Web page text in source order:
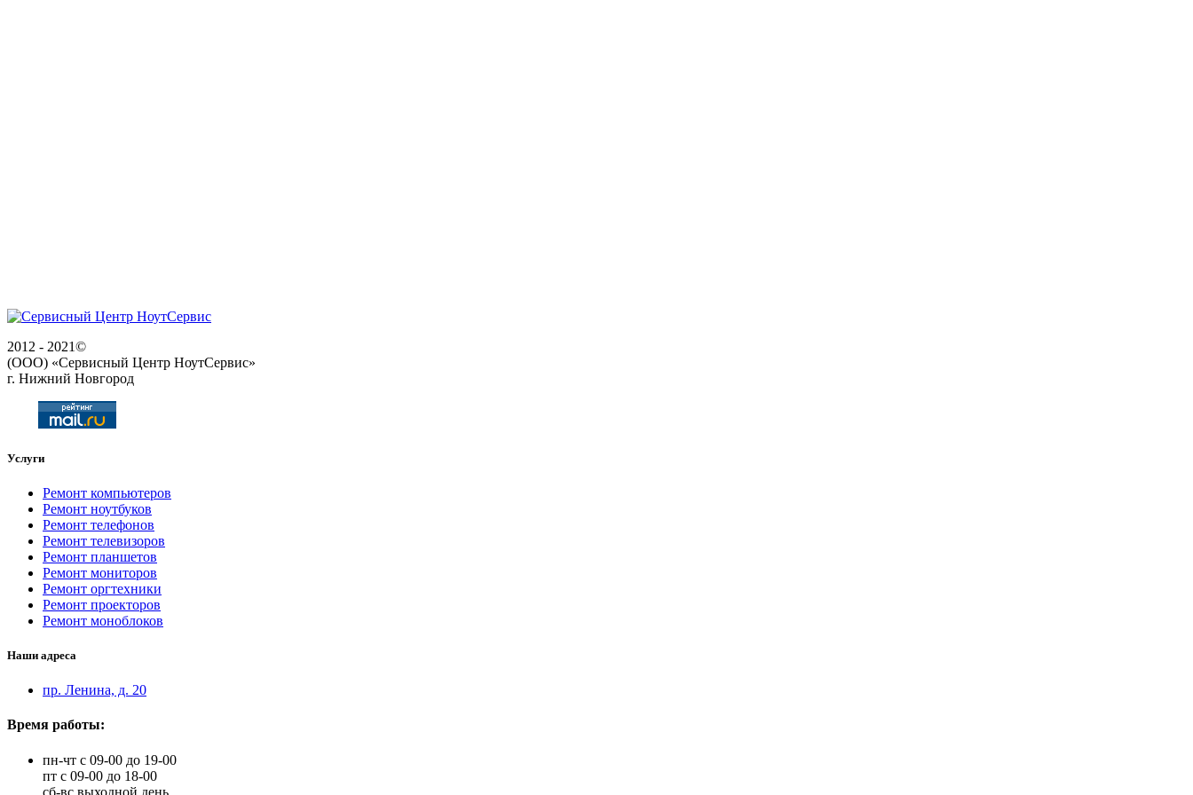
2012 - 2021©
(ООО) «Сервисный Центр НоутСервис»
г. Нижний Новгород
Услуги
Ремонт компьютеров
Ремонт ноутбуков
Ремонт телефонов
Ремонт телевизоров
Ремонт планшетов
Ремонт мониторов
Ремонт оргтехники
Ремонт проекторов
Ремонт моноблоков
Наши адреса
пр. Ленина, д. 20
Время работы:
пн-чт с 09-00 до 19-00
пт с 09-00 до 18-00
сб-вс выходной день